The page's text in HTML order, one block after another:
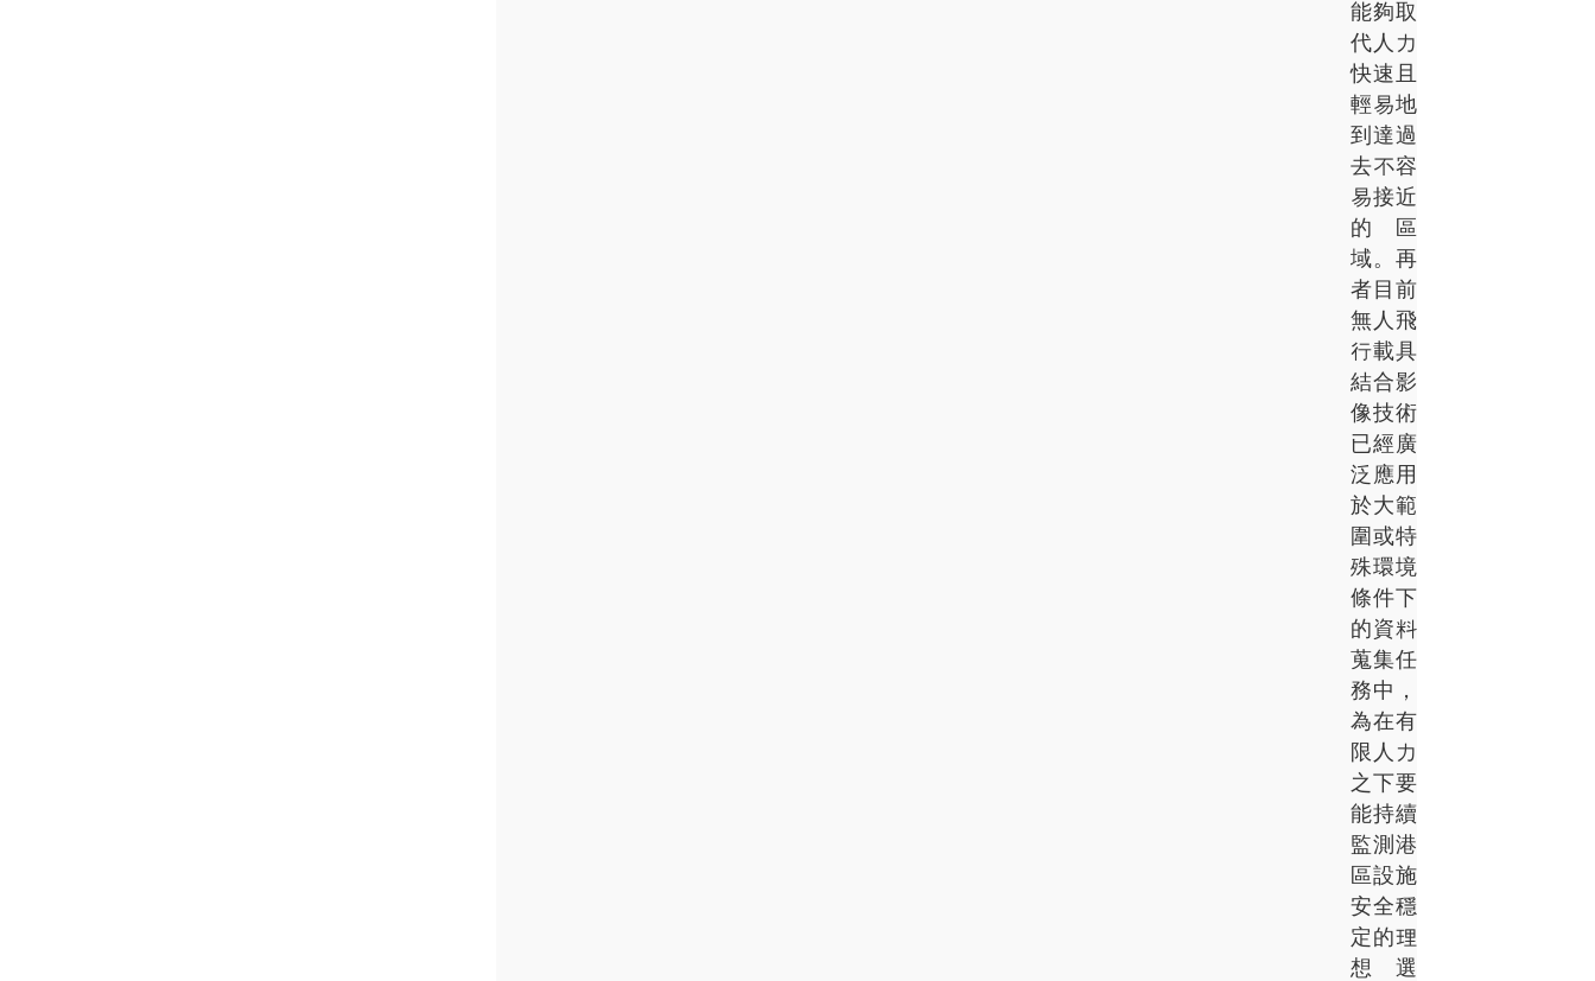
能夠取
代人力
快速且
輕易地
到達過
去不容
易接近
的區
域。再
者目前
無人飛
行載具
結合影
像技術
已經廣
泛應用
於大範
圍或特
殊環境
條件下
的資料
蒐集任
務中，
為在有
限人力
之下要
能持續
監測港
區設施
安全穩
定的理
想選